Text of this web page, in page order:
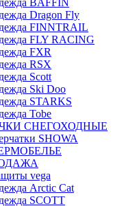
Dragon Fly
FINNTRAIL
FLY RACING
FXR
RSX
Scott
Ski Doo
STARKS
Tobe
СНЕГОХОДНЫЕ
SHOWA
vega
Arctic Cat
SCOTT